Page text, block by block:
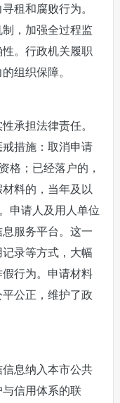
租和腐败行为。
，加强全过程监
。行政机关履职
组织保障。
承担法律责任。
措施：取消申请
格；已经落户的，
料的，当年及以
申请人及用人单位
服务平台。这一
录等方式，大幅
行为。申请材料
公正，维护了政
息纳入本市公共
信用体系的联